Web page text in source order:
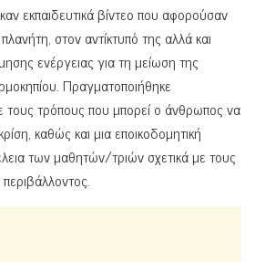
εκπαιδευτικά βίντεο που αφορούσαν
στον αντίκτυπό της αλλά και
ενέργειας για τη μείωση της
Πραγματοποιήθηκε
τρόπους που μπορεί ο άνθρωπος να
καθώς και μια εποικοδομητική
των μαθητών/τριών σχετικά με τους